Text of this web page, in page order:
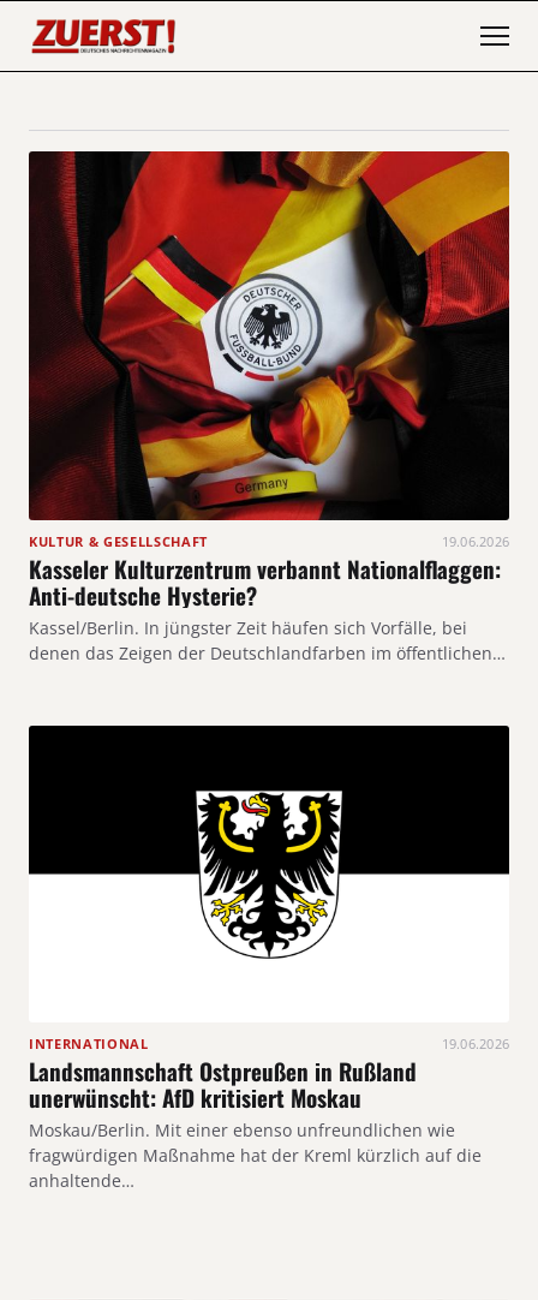
KULTUR & GESELLSCHAFT 19.06.2026
Kasseler Kulturzentrum verbannt Nationalflaggen:
Anti-deutsche Hysterie?
Kassel/Berlin. In jüngster Zeit häufen sich Vorfälle, bei
denen das Zeigen der Deutschlandfarben im öffentlichen…
INTERNATIONAL 19.06.2026
Landsmannschaft Ostpreußen in Rußland
unerwünscht: AfD kritisiert Moskau
Moskau/Berlin. Mit einer ebenso unfreundlichen wie
fragwürdigen Maßnahme hat der Kreml kürzlich auf die
anhaltende…